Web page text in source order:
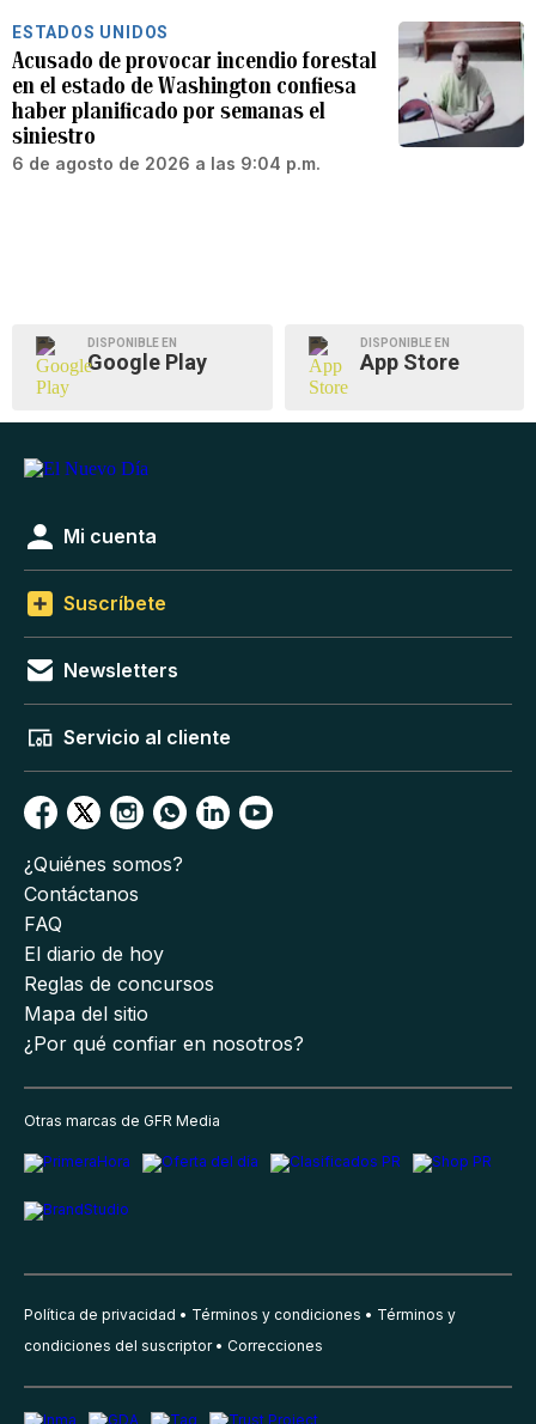
ESTADOS UNIDOS
Acusado de provocar incendio forestal
en el estado de Washington confiesa
haber planificado por semanas el
siniestro
6 de agosto de 2026 a las 9:04 p.m.
DISPONIBLE EN
Google Play
DISPONIBLE EN
App Store
Mi cuenta
Suscríbete
Newsletters
Servicio al cliente
¿Quiénes somos?
Contáctanos
FAQ
El diario de hoy
Reglas de concursos
Mapa del sitio
¿Por qué confiar en nosotros?
Otras marcas de GFR Media
Política de privacidad Términos y condiciones
Términos y
condiciones del suscriptor
Correcciones